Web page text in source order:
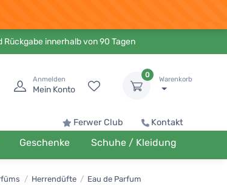
Rückgabe innerhalb von 90 Tagen
Anmelden
Mein Konto
0
Warenkorb
Ferwer Club Kontakt
Geschenke Schuhe / Kleidung
/ Herrendüfte / Eau de Parfum